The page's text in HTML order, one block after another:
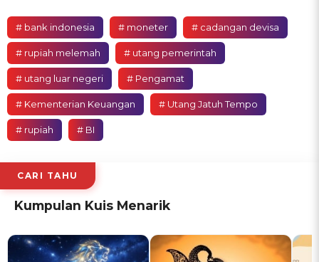
# bank indonesia # moneter # cadangan devisa
# rupiah melemah # utang pemerintah
# utang luar negeri # Pengamat
# Kementerian Keuangan # Utang Jatuh Tempo
# rupiah # BI
CARI TAHU
Kumpulan Kuis Menarik